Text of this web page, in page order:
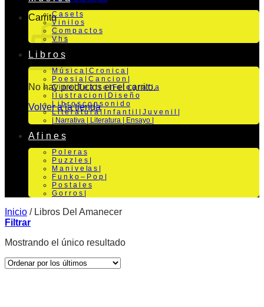
Carrito
No hay productos en el carrito.
Volver a la tienda
C a s e t s
V i n i l o s
C o m p a c t o s
V h s
L i b r o s
M ú s i c a | C r o n i c a |
P o e s i a | C a n c i o n |
C i n e | T e a t r o | Fo t o g r a f i a
I l u s t r a c i o n | D i s e ñ o
L i b r o s c o n s o n i d o
L i t e r a t u r a | I n f a n t i l | J u v e n i l |
| Narrativa | Literatura | Ensayo |
A f i n e s
P o l e r a s
P u z z l e s |
M a n i v e la s |
F u n k o – P o p |
P o s t a l e s
G o r r o s |
Inicio /Libros Del Amanecer
Filtrar
Mostrando el único resultado